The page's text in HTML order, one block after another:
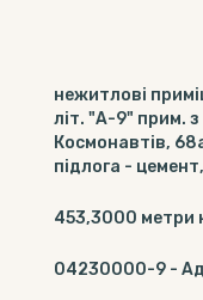
нежитлові
літ. "А-9" прим.
Космонавтів,
підлога -
453,3000 метри
04230000-9 -